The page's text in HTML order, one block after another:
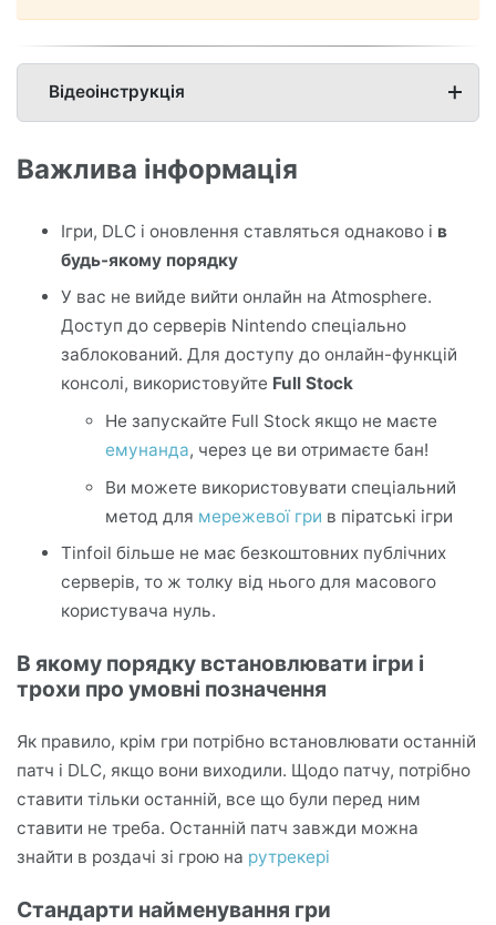
Відеоінструкція
Важлива інформація
Ігри, DLC і оновлення ставляться однаково і в
будь-якому порядку
У вас не вийде вийти онлайн на Atmosphere.
Доступ до серверів Nintendo спеціально
заблокований. Для доступу до онлайн-функцій
консолі, використовуйте Full Stock
Не запускайте Full Stock якщо не маєте
емунанда, через це ви отримаєте бан!
Ви можете використовувати спеціальний
метод для мережевої гри в піратські ігри
Tinfoil більше не має безкоштовних публічних
серверів, то ж толку від нього для масового
користувача нуль.
В якому порядку встановлювати ігри і
трохи про умовні позначення
Як правило, крім гри потрібно встановлювати останній
патч і DLC, якщо вони виходили. Щодо патчу, потрібно
ставити тільки останній, все що були перед ним
ставити не треба. Останній патч завжди можна
знайти в роздачі зі грою на рутрекері
Стандарти найменування гри